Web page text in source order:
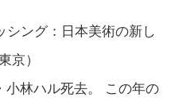
ング：日本美術の新し
京）
林ハル死去。 この年の